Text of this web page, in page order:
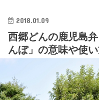
2018.01.09
西郷どんの鹿児島
んぼ」の意味や使